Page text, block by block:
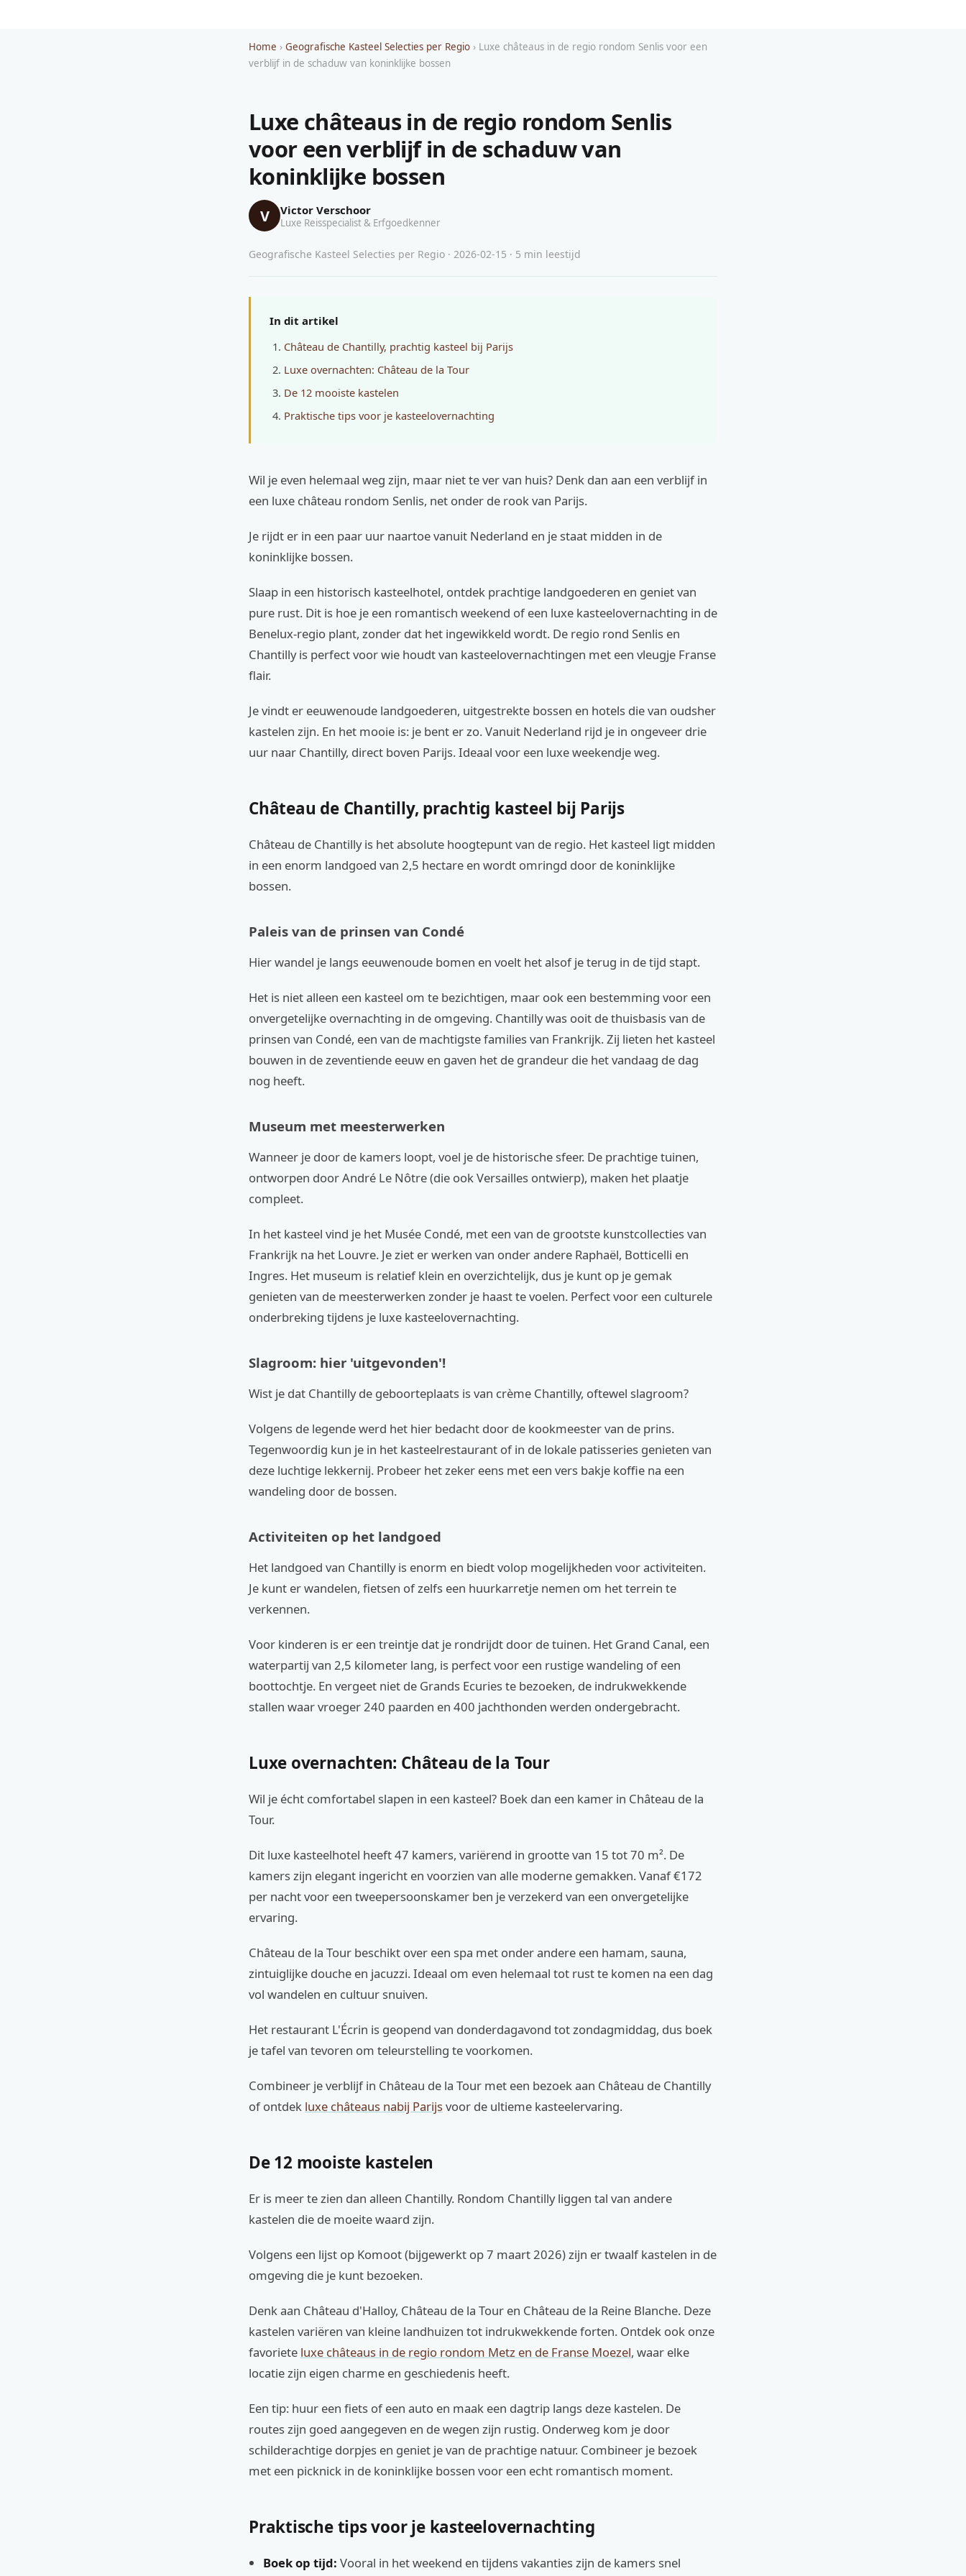
Home › Geografische Kasteel Selecties per Regio › Luxe châteaus in de regio rondom Senlis voor een
verblijf in de schaduw van koninklijke bossen
Luxe châteaus in de regio rondom Senlis
voor een verblijf in de schaduw van
koninklijke bossen
V Victor Verschoor
Luxe Reisspecialist & Erfgoedkenner
Geografische Kasteel Selecties per Regio · 2026-02-15 · 5 min leestijd
In dit artikel
Château de Chantilly, prachtig kasteel bij Parijs
Luxe overnachten: Château de la Tour
De 12 mooiste kastelen
Praktische tips voor je kasteelovernachting
Wil je even helemaal weg zijn, maar niet te ver van huis? Denk dan aan een verblijf in
een luxe château rondom Senlis, net onder de rook van Parijs.
Je rijdt er in een paar uur naartoe vanuit Nederland en je staat midden in de
koninklijke bossen.
Slaap in een historisch kasteelhotel, ontdek prachtige landgoederen en geniet van
pure rust. Dit is hoe je een romantisch weekend of een luxe kasteelovernachting in de
Benelux-regio plant, zonder dat het ingewikkeld wordt. De regio rond Senlis en
Chantilly is perfect voor wie houdt van kasteelovernachtingen met een vleugje Franse
flair.
Je vindt er eeuwenoude landgoederen, uitgestrekte bossen en hotels die van oudsher
kastelen zijn. En het mooie is: je bent er zo. Vanuit Nederland rijd je in ongeveer drie
uur naar Chantilly, direct boven Parijs. Ideaal voor een luxe weekendje weg.
Château de Chantilly, prachtig kasteel bij Parijs
Château de Chantilly is het absolute hoogtepunt van de regio. Het kasteel ligt midden
in een enorm landgoed van 2,5 hectare en wordt omringd door de koninklijke
bossen.
Paleis van de prinsen van Condé
Hier wandel je langs eeuwenoude bomen en voelt het alsof je terug in de tijd stapt.
Het is niet alleen een kasteel om te bezichtigen, maar ook een bestemming voor een
onvergetelijke overnachting in de omgeving. Chantilly was ooit de thuisbasis van de
prinsen van Condé, een van de machtigste families van Frankrijk. Zij lieten het kasteel
bouwen in de zeventiende eeuw en gaven het de grandeur die het vandaag de dag
nog heeft.
Museum met meesterwerken
Wanneer je door de kamers loopt, voel je de historische sfeer. De prachtige tuinen,
ontworpen door André Le Nôtre (die ook Versailles ontwierp), maken het plaatje
compleet.
In het kasteel vind je het Musée Condé, met een van de grootste kunstcollecties van
Frankrijk na het Louvre. Je ziet er werken van onder andere Raphaël, Botticelli en
Ingres. Het museum is relatief klein en overzichtelijk, dus je kunt op je gemak
genieten van de meesterwerken zonder je haast te voelen. Perfect voor een culturele
onderbreking tijdens je luxe kasteelovernachting.
Slagroom: hier 'uitgevonden'!
Wist je dat Chantilly de geboorteplaats is van crème Chantilly, oftewel slagroom?
Volgens de legende werd het hier bedacht door de kookmeester van de prins.
Tegenwoordig kun je in het kasteelrestaurant of in de lokale patisseries genieten van
deze luchtige lekkernij. Probeer het zeker eens met een vers bakje koffie na een
wandeling door de bossen.
Activiteiten op het landgoed
Het landgoed van Chantilly is enorm en biedt volop mogelijkheden voor activiteiten.
Je kunt er wandelen, fietsen of zelfs een huurkarretje nemen om het terrein te
verkennen.
Voor kinderen is er een treintje dat je rondrijdt door de tuinen. Het Grand Canal, een
waterpartij van 2,5 kilometer lang, is perfect voor een rustige wandeling of een
boottochtje. En vergeet niet de Grands Ecuries te bezoeken, de indrukwekkende
stallen waar vroeger 240 paarden en 400 jachthonden werden ondergebracht.
Luxe overnachten: Château de la Tour
Wil je écht comfortabel slapen in een kasteel? Boek dan een kamer in Château de la
Tour.
Dit luxe kasteelhotel heeft 47 kamers, variërend in grootte van 15 tot 70 m². De
kamers zijn elegant ingericht en voorzien van alle moderne gemakken. Vanaf €172
per nacht voor een tweepersoonskamer ben je verzekerd van een onvergetelijke
ervaring.
Château de la Tour beschikt over een spa met onder andere een hamam, sauna,
zintuiglijke douche en jacuzzi. Ideaal om even helemaal tot rust te komen na een dag
vol wandelen en cultuur snuiven.
Het restaurant L'Écrin is geopend van donderdagavond tot zondagmiddag, dus boek
je tafel van tevoren om teleurstelling te voorkomen.
Combineer je verblijf in Château de la Tour met een bezoek aan Château de Chantilly
of ontdek luxe châteaus nabij Parijsvoor de ultieme kasteelervaring.
De 12 mooiste kastelen
Er is meer te zien dan alleen Chantilly. Rondom Chantilly liggen tal van andere
kastelen die de moeite waard zijn.
Volgens een lijst op Komoot (bijgewerkt op 7 maart 2026) zijn er twaalf kastelen in de
omgeving die je kunt bezoeken.
Denk aan Château d'Halloy, Château de la Tour en Château de la Reine Blanche. Deze
kastelen variëren van kleine landhuizen tot indrukwekkende forten. Ontdek ook onze
favoriete luxe châteaus in de regio rondom Metz en de Franse Moezel, waar elke
locatie zijn eigen charme en geschiedenis heeft.
Een tip: huur een fiets of een auto en maak een dagtrip langs deze kastelen. De
routes zijn goed aangegeven en de wegen zijn rustig. Onderweg kom je door
schilderachtige dorpjes en geniet je van de prachtige natuur. Combineer je bezoek
met een picknick in de koninklijke bossen voor een echt romantisch moment.
Praktische tips voor je kasteelovernachting
Boek op tijd: Vooral in het weekend en tijdens vakanties zijn de kamers snel